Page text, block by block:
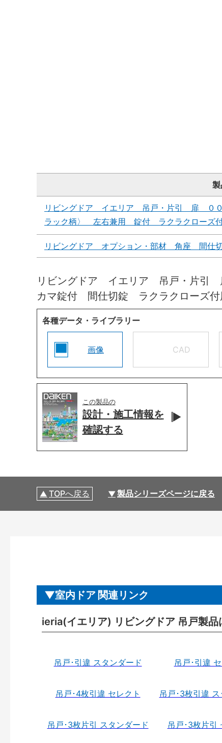
製
リビングドア イエリア 吊戸・片引 扉 ０
ラック柄〉 左右兼用 錠付 ラクラクローズ
リビングドア オプション・部材 角座 間仕
リビングドア イエリア 吊戸・片引
カマ錠付 間仕切錠 ラクラクローズ付
各種データ・ライブラリー
画像 CAD
この製品の
設計・施工情報を
確認する
TOPへ戻る 製品シリーズページに戻る
室内ドア 関連リンク
ieria(イエリア) リビングドア 吊戸製品
吊戸･引違 スタンダード 吊戸･引違
吊戸･4枚引違 セレクト 吊戸･3枚引違
吊戸･3枚片引 スタンダード 吊戸･3枚片引